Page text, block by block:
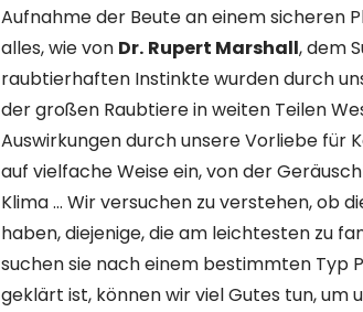
Aufnahme der Beute an einem sicheren
alles, wie von Dr. Rupert Marshall, dem
raubtierhaften Instinkte wurden durch
der großen Raubtiere in weiten Teilen
Auswirkungen durch unsere Vorliebe für
auf vielfache Weise ein, von der
Klima … Wir versuchen zu verstehen, ob
haben, diejenige, die am leichtesten zu
suchen sie nach einem bestimmten Typ
geklärt ist, können wir viel Gutes tun,